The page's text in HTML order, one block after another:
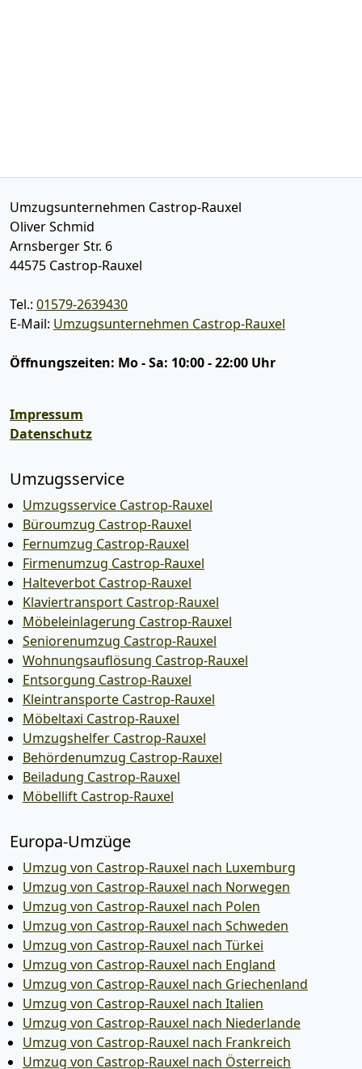
Umzugsunternehmen Castrop-Rauxel
Oliver Schmid
Arnsberger Str. 6
44575 Castrop-Rauxel
Tel.: 01579-2639430
E-Mail: Umzugsunternehmen Castrop-Rauxel
Öffnungszeiten: Mo - Sa: 10:00 - 22:00 Uhr
Impressum
Datenschutz
Umzugsservice
Umzugsservice Castrop-Rauxel
Büroumzug Castrop-Rauxel
Fernumzug Castrop-Rauxel
Firmenumzug Castrop-Rauxel
Halteverbot Castrop-Rauxel
Klaviertransport Castrop-Rauxel
Möbeleinlagerung Castrop-Rauxel
Seniorenumzug Castrop-Rauxel
Wohnungsauflösung Castrop-Rauxel
Entsorgung Castrop-Rauxel
Kleintransporte Castrop-Rauxel
Möbeltaxi Castrop-Rauxel
Umzugshelfer Castrop-Rauxel
Behördenumzug Castrop-Rauxel
Beiladung Castrop-Rauxel
Möbellift Castrop-Rauxel
Europa-Umzüge
Umzug von Castrop-Rauxel nach Luxemburg
Umzug von Castrop-Rauxel nach Norwegen
Umzug von Castrop-Rauxel nach Polen
Umzug von Castrop-Rauxel nach Schweden
Umzug von Castrop-Rauxel nach Türkei
Umzug von Castrop-Rauxel nach England
Umzug von Castrop-Rauxel nach Griechenland
Umzug von Castrop-Rauxel nach Italien
Umzug von Castrop-Rauxel nach Niederlande
Umzug von Castrop-Rauxel nach Frankreich
Umzug von Castrop-Rauxel nach Österreich